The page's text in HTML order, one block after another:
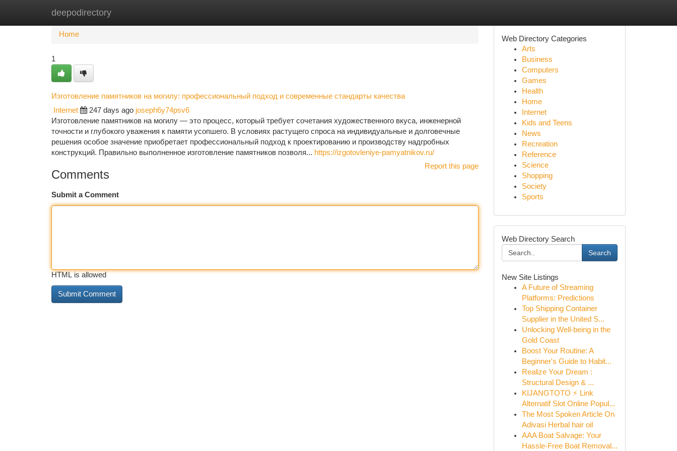
deepodirectory
Home New Site Listings
Home
1
Изготовление памятников на могилу: профессиональный подход и современные стандарты качества
Internet 247 days ago joseph6y74psv6
Изготовление памятников на могилу — это процесс, который требует сочетания художественного вкуса, инженерной
точности и глубокого уважения к памяти усопшего. В условиях растущего спроса на индивидуальные и долговечные
решения особое значение приобретает профессиональный подход к проектированию и производству надгробных
конструкций. Правильно выполненное изготовление памятников позволя... https://izgotovleniye-pamyatnikov.ru/
Report this page
Comments
Submit a Comment
HTML is allowed
Web Directory Categories
Arts
Business
Computers
Games
Health
Home
Internet
Kids and Teens
News
Recreation
Reference
Science
Shopping
Society
Sports
Web Directory Search
Search
New Site Listings
A Future of Streaming
Platforms: Predictions
Top Shipping Container
Supplier in the United S...
Unlocking Well-being in the
Gold Coast
Boost Your Routine: A
Beginner's Guide to Habit...
Realize Your Dream :
Structural Design & ...
KIJANGTOTO ⚡ Link
Alternatif Slot Online Popul...
The Most Spoken Article On
Adivasi Herbal hair oil
AAA Boat Salvage: Your
Hassle-Free Boat Removal...